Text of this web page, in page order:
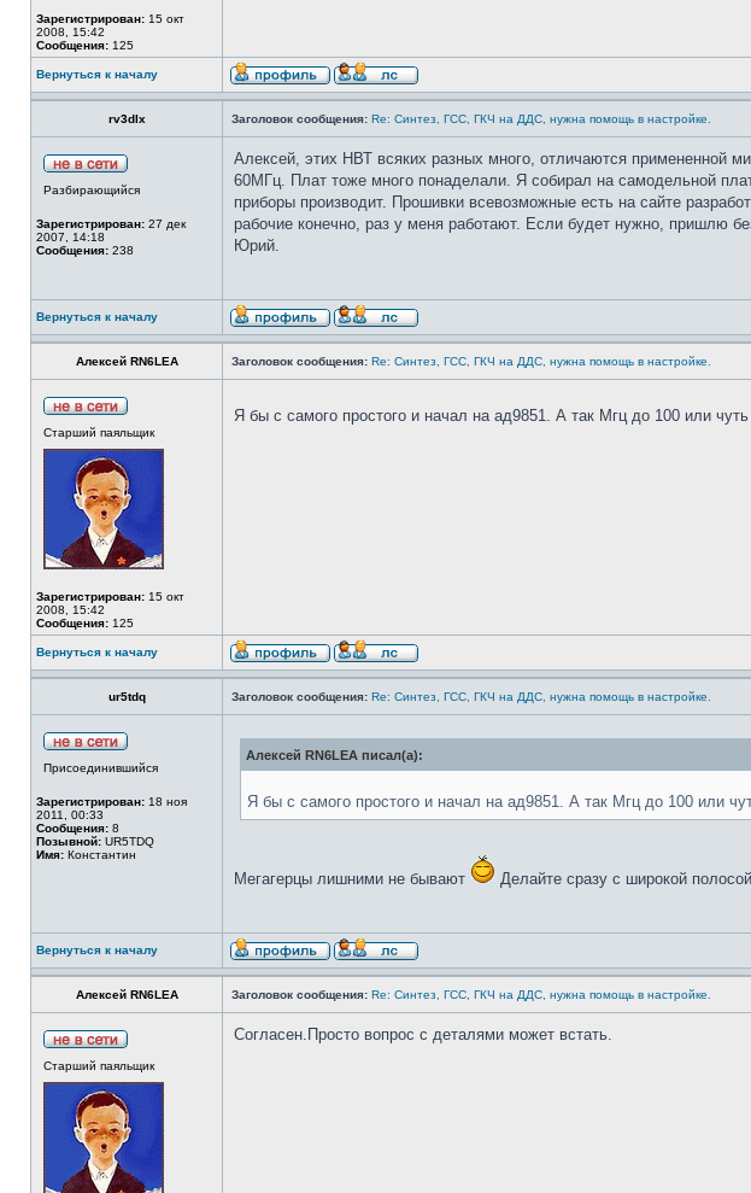
Зарегистрирован: 15 окт
2008, 15:42
Сообщения: 125
Вернуться к началу
rv3dlx Заголовок сообщения: Re: Синтез, ГСС, ГКЧ на ДДС, нужна помощь в настройке.
Разбирающийся
Зарегистрирован: 27 дек
2007, 14:18
Сообщения: 238
Алексей, этих НВТ всяких разных много, отличаются примененной
60МГц. Плат тоже много понаделали. Я собирал на самодельной
приборы производит. Прошивки всевозможные есть на сайте
рабочие конечно, раз у меня работают. Если будет нужно, пришлю
Юрий.
Вернуться к началу
Алексей RN6LEA Заголовок сообщения: Re: Синтез, ГСС, ГКЧ на ДДС, нужна помощь в настройке.
Старший паяльщик
Зарегистрирован: 15 окт
2008, 15:42
Сообщения: 125
Я бы с самого простого и начал на ад9851. А так Мгц до 100 или
Вернуться к началу
ur5tdq Заголовок сообщения: Re: Синтез, ГСС, ГКЧ на ДДС, нужна помощь в настройке.
Присоединившийся
Зарегистрирован: 18 ноя
2011, 00:33
Сообщения: 8
Позывной: UR5TDQ
Имя: Константин
Алексей RN6LEA писал(а):
Я бы с самого простого и начал на ад9851. А так Мгц до 100 или
Мегагерцы лишними не бывают Делайте сразу с широкой
Вернуться к началу
Алексей RN6LEA Заголовок сообщения: Re: Синтез, ГСС, ГКЧ на ДДС, нужна помощь в настройке.
Старший паяльщик
Согласен.Просто вопрос с деталями может встать.